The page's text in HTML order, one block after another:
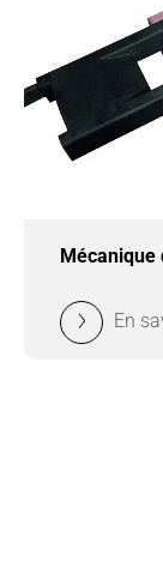
Mécanique
En